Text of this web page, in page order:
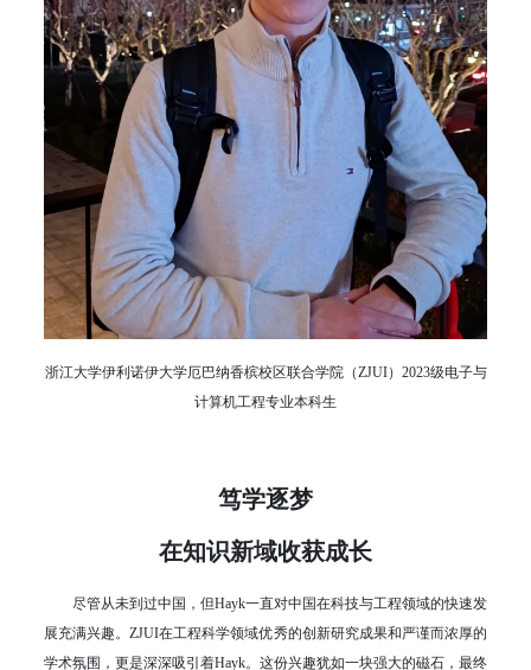
浙江大学伊利诺伊大学厄巴纳香槟校区联合学院（ZJUI）2023级电子与
计算机工程专业本科生
笃学逐梦
在知识新域收获成长
尽管从未到过中国，但Hayk一直对中国在科技与工程领域的快速发
展充满兴趣。ZJUI在工程科学领域优秀的创新研究成果和严谨而浓厚的
学术氛围，更是深深吸引着Hayk。这份兴趣犹如一块强大的磁石，最终